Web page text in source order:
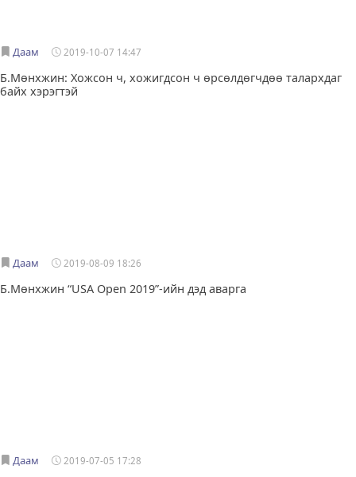
Даам 2019-10-07 14:47
Б.Мөнхжин: Хожсон ч, хожигдсон ч өрсөлдөгчдөө талархдаг
байх хэрэгтэй
Даам 2019-08-09 18:26
Б.Мөнхжин “USA Open 2019”-ийн дэд аварга
Даам 2019-07-05 17:28